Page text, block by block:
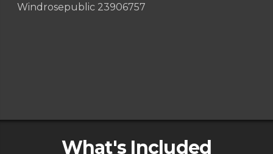
Windrosepublic 23906757
What's Included